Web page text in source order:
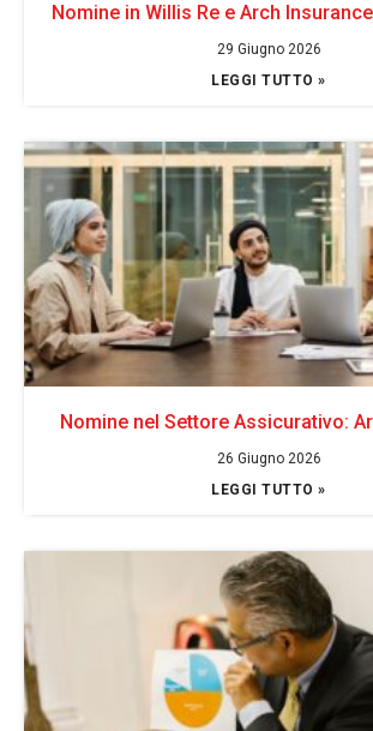
Nomine in Willis Re e Arch
29 Giugno 2026
LEGGI TUTTO »
Nomine nel Settore Assicurativo:
26 Giugno 2026
LEGGI TUTTO »